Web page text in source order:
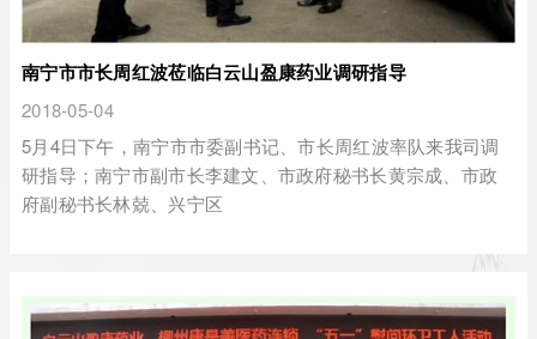
南宁市市长周红波莅临白云山盈康药业调研指导
2018-05-04
5月4日下午，南宁市市委副书记、市长周红波率队来我司调
研指导；南宁市副市长李建文、市政府秘书长黄宗成、市政
府副秘书长林兢、兴宁区